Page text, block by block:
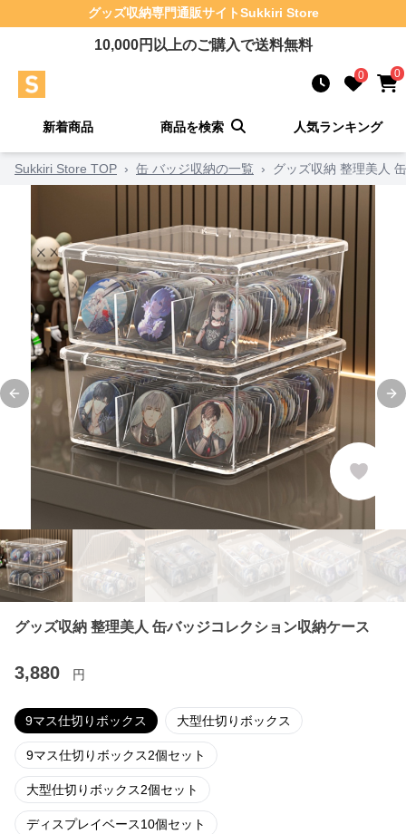
グッズ収納専門通販サイトSukkiri Store
10,000円以上のご購入で送料無料
0 0
新着商品 商品を検索 人気ランキング
Sukkiri Store TOP › 缶 バッジ収納の一覧 › グッズ収納 整理美人
Previous slide
グッズ収納 整理美人 缶バッジコレクション収納ケース
3,880 円
9マス仕切りボックス 大型仕切りボックス
9マス仕切りボックス2個セット
大型仕切りボックス2個セット
ディスプレイベース10個セット